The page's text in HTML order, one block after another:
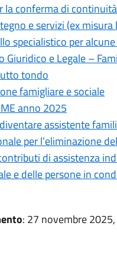
la conferma di
e servizi (ex misura
specialistico per
Giuridico e Legale –
tondo
famigliare e sociale
anno 2025
assistente
per l’eliminazione
di assistenza
e delle persone in
: 27 novembre